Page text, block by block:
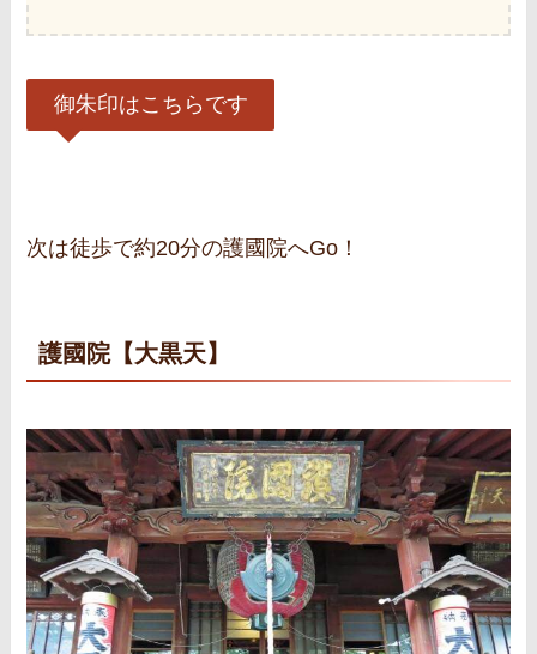
御朱印はこちらです
次は徒歩で約20分の護國院へGo！
護國院【大黒天】